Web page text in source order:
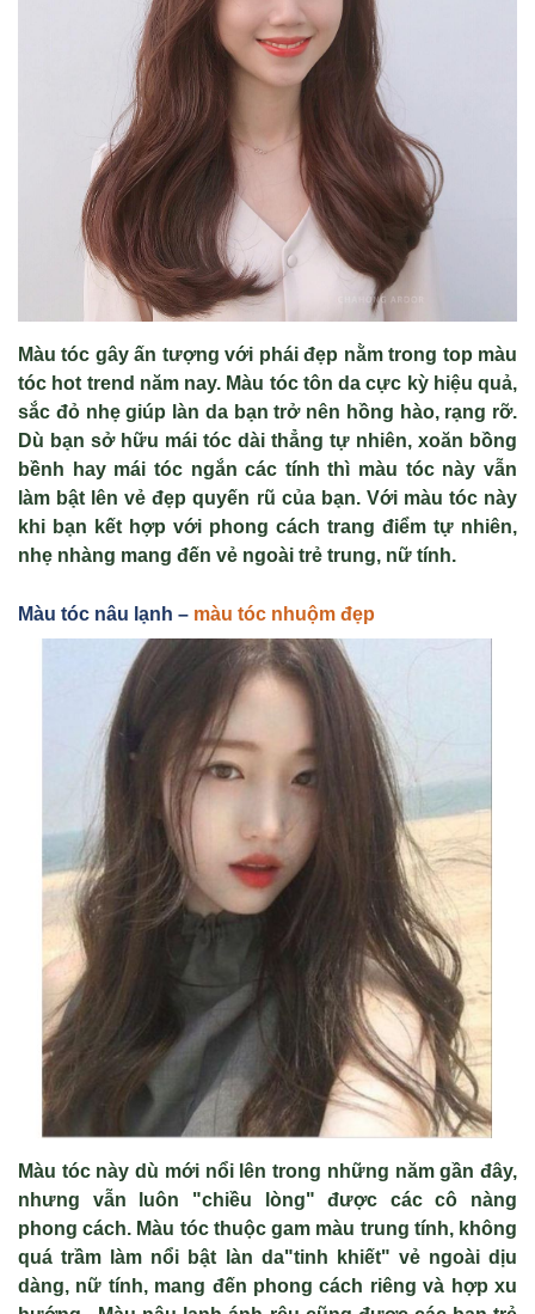
Màu tóc gâyấn tượng với phái đẹp nằm trong top màu
tóc hot trend năm nay. Màu tóc tôn da cực kỳhiệu quả,
sắc đỏnhẹgiúp làn da bạn trởnên hồng hào, rạng rỡ.
Dù bạn sởhữu mái tóc dài thẳng tự nhiên, xoăn bồng
bềnh hay mái tóc ngắn các tính thì màu tóc này vẫn
làm bật lên vẻ đẹp quyến rũ của bạn. Với màu tóc này
khi bạn kết hợp với phong cách trang điểm tự nhiên,
nhẹ nhàng mang đến vẻ ngoài trẻ trung, nữ tính.
Màu tóc nâu l ạnh – màu tóc nhuộm đẹp
Màu tóc này dù mới nổi lên trong những năm gần đây,
nhưng vẫn luôn "chiều lòng" được các cô nàng
phong cách. Màu tóc thuộc gam màu trung tính, không
quá trầm làm nổi bật làn da"tinh khiết" vẻngoài d ịu
dàng, nữ tính, mang đến phong cách riêng và hợp xu